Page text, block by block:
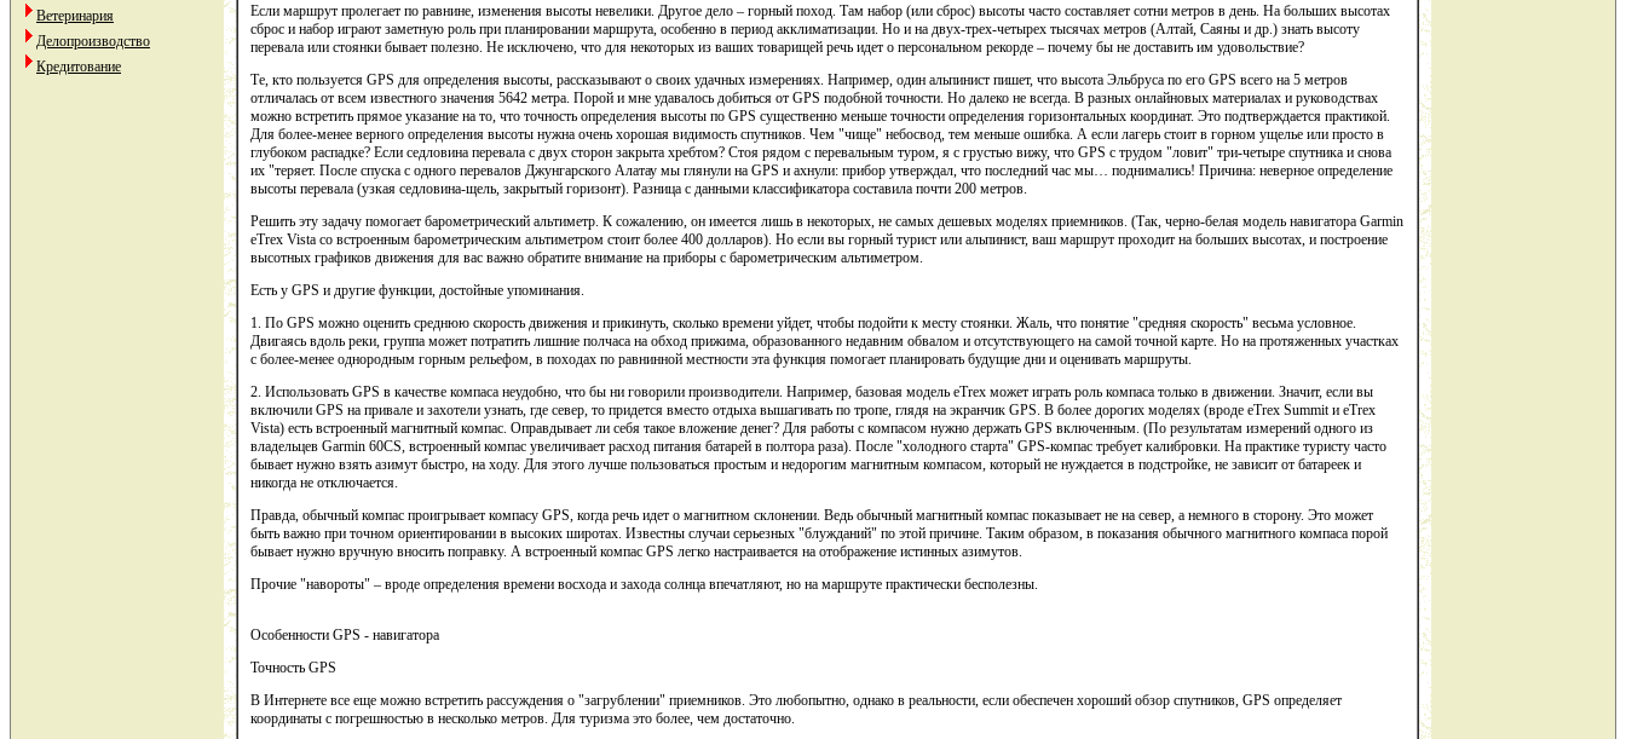
Ветеринария
Делопроизводство
Кредитование
Если маршрут пролегает по равнине, изменения высоты невелики. Другое дело – горный поход. Там набор (или сброс) высоты часто составляет сотни метров в день. На больших высотах
сброс и набор играют заметную роль при планировании маршрута, особенно в период акклиматизации. Но и на двух-трех-четырех тысячах метров (Алтай, Саяны и др.) знать высоту
перевала или стоянки бывает полезно. Не исключено, что для некоторых из ваших товарищей речь идет о персональном рекорде – почему бы не доставить им удовольствие?
Те, кто пользуется GPS для определения высоты, рассказывают о своих удачных измерениях. Например, один альпинист пишет, что высота Эльбруса по его GPS всего на 5 метров
отличалась от всем известного значения 5642 метра. Порой и мне удавалось добиться от GPS подобной точности. Но далеко не всегда. В разных онлайновых материалах и руководствах
можно встретить прямое указание на то, что точность определения высоты по GPS существенно меньше точности определения горизонтальных координат. Это подтверждается практикой.
Для более-менее верного определения высоты нужна очень хорошая видимость спутников. Чем "чище" небосвод, тем меньше ошибка. А если лагерь стоит в горном ущелье или просто в
глубоком распадке? Если седловина перевала с двух сторон закрыта хребтом? Стоя рядом с перевальным туром, я с грустью вижу, что GPS с трудом "ловит" три-четыре спутника и снова
их "теряет. После спуска с одного перевалов Джунгарского Алатау мы глянули на GPS и ахнули: прибор утверждал, что последний час мы… поднимались! Причина: неверное определение
высоты перевала (узкая седловина-щель, закрытый горизонт). Разница с данными классификатора составила почти 200 метров.
Решить эту задачу помогает барометрический альтиметр. К сожалению, он имеется лишь в некоторых, не самых дешевых моделях приемников. (Так, черно-белая модель навигатора Garmin
eTrex Vista со встроенным барометрическим альтиметром стоит более 400 долларов). Но если вы горный турист или альпинист, ваш маршрут проходит на больших высотах, и построение
высотных графиков движения для вас важно обратите внимание на приборы с барометрическим альтиметром.
Есть у GPS и другие функции, достойные упоминания.
1. По GPS можно оценить среднюю скорость движения и прикинуть, сколько времени уйдет, чтобы подойти к месту стоянки. Жаль, что понятие "средняя скорость" весьма условное.
Двигаясь вдоль реки, группа может потратить лишние полчаса на обход прижима, образованного недавним обвалом и отсутствующего на самой точной карте. Но на протяженных участках
с более-менее однородным горным рельефом, в походах по равнинной местности эта функция помогает планировать будущие дни и оценивать маршруты.
2. Использовать GPS в качестве компаса неудобно, что бы ни говорили производители. Например, базовая модель eTrex может играть роль компаса только в движении. Значит, если вы
включили GPS на привале и захотели узнать, где север, то придется вместо отдыха вышагивать по тропе, глядя на экранчик GPS. В более дорогих моделях (вроде eTrex Summit и eTrex
Vista) есть встроенный магнитный компас. Оправдывает ли себя такое вложение денег? Для работы с компасом нужно держать GPS включенным. (По результатам измерений одного из
владельцев Garmin 60CS, встроенный компас увеличивает расход питания батарей в полтора раза). После "холодного старта" GPS-компас требует калибровки. На практике туристу часто
бывает нужно взять азимут быстро, на ходу. Для этого лучше пользоваться простым и недорогим магнитным компасом, который не нуждается в подстройке, не зависит от батареек и
никогда не отключается.
Правда, обычный компас проигрывает компасу GPS, когда речь идет о магнитном склонении. Ведь обычный магнитный компас показывает не на север, а немного в сторону. Это может
быть важно при точном ориентировании в высоких широтах. Известны случаи серьезных "блужданий" по этой причине. Таким образом, в показания обычного магнитного компаса порой
бывает нужно вручную вносить поправку. А встроенный компас GPS легко настраивается на отображение истинных азимутов.
Прочие "навороты" – вроде определения времени восхода и захода солнца впечатляют, но на маршруте практически бесполезны.
Особенности GPS - навигатора
Точность GPS
В Интернете все еще можно встретить рассуждения о "загрублении" приемников. Это любопытно, однако в реальности, если обеспечен хороший обзор спутников, GPS определяет
координаты с погрешностью в несколько метров. Для туризма это более, чем достаточно.